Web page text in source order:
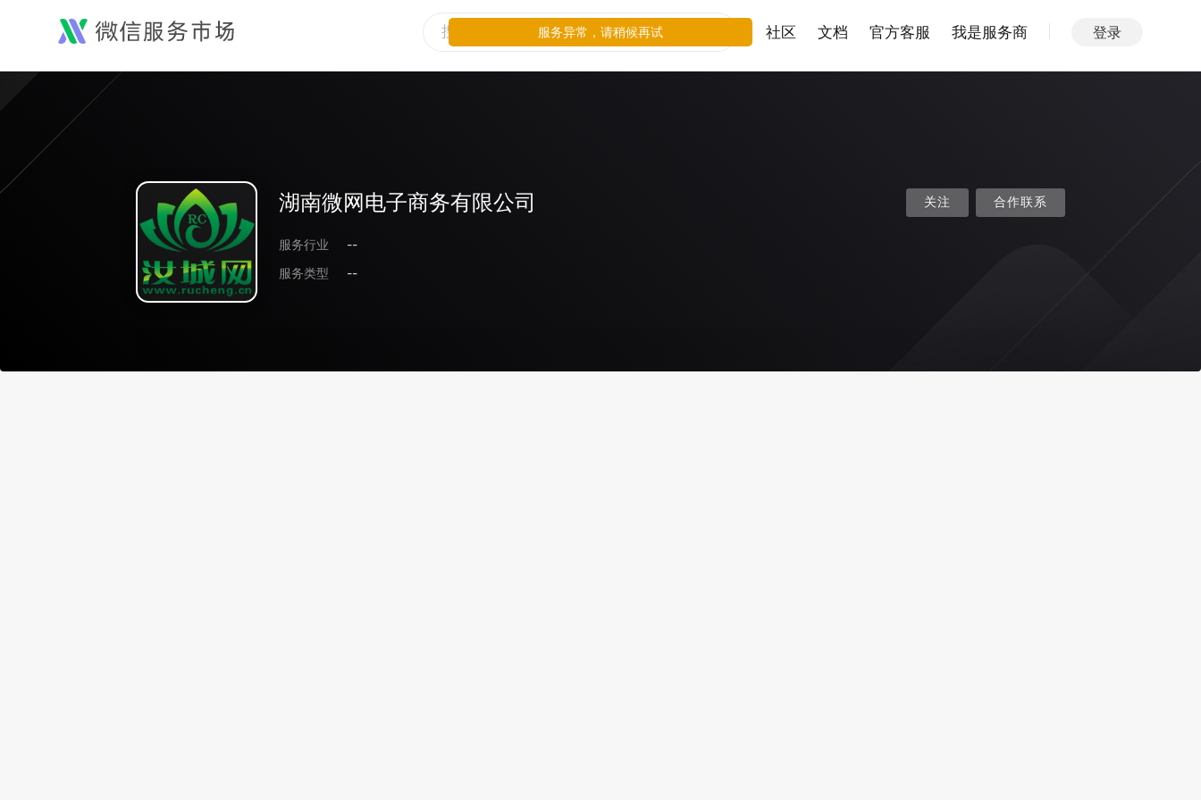
社区 文档 官方客服 我是服务商 登录
湖南微网电子商务有限公司
服务行业
--
服务类型
--
关注 合作联系
服务异常，请稍候再试